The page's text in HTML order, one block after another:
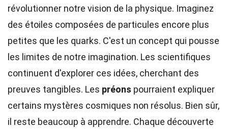
révolutionner notre vision de la physique. Imaginez
des étoiles composées de particules encore plus
petites que les quarks. C'est un concept qui pousse
les limites de notre imagination. Les scientifiques
continuent d'explorer ces idées, cherchant des
preuves tangibles. Les préons pourraient expliquer
certains mystères cosmiques non résolus. Bien sûr,
il reste beaucoup à apprendre. Chaque découverte